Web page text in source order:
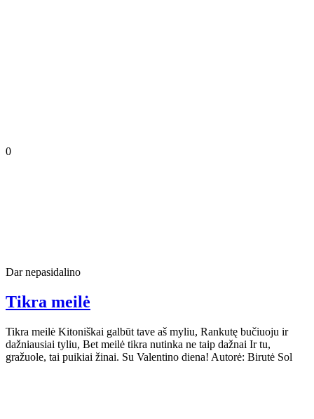
0
Dar nepasidalino
Tikra meilė
Tikra meilė Kitoniškai galbūt tave aš myliu, Rankutę bučiuoju ir
dažniausiai tyliu, Bet meilė tikra nutinka ne taip dažnai Ir tu,
gražuole, tai puikiai žinai. Su Valentino diena! Autorė: Birutė Sol